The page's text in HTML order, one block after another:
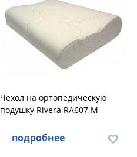
Чехол на ортопедическую
подушку Rivera RA607 M
подробнее